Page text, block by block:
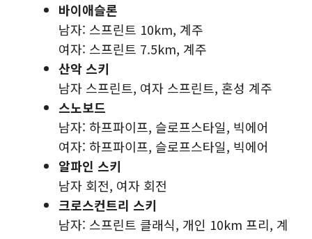
바이애슬론
남자: 스프린트 10km, 계주
여자: 스프린트 7.5km, 계주
산악 스키
남자 스프린트, 여자 스프린트, 혼성 계주
스노보드
남자: 하프파이프, 슬로프스타일, 빅에어
여자: 하프파이프, 슬로프스타일, 빅에어
알파인 스키
남자 회전, 여자 회전
크로스컨트리 스키
남자: 스프린트 클래식, 개인 10km 프리, 계